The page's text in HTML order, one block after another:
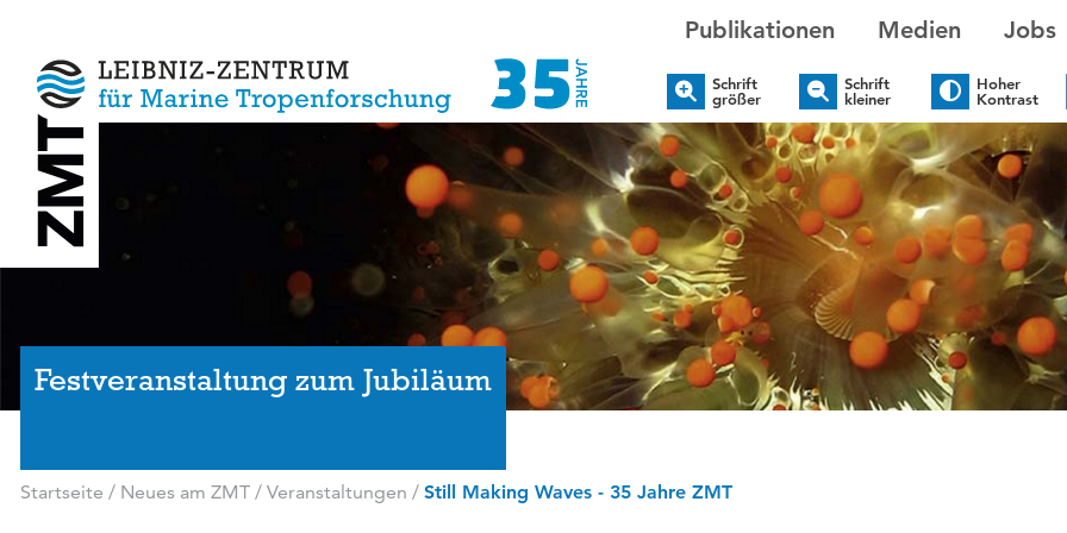
Publikationen Medien Jobs
Schrift
größer
Schrift
kleiner
Hoher
Kontrast
Festveranstaltung zum Jubiläum
Startseite / Neues am ZMT/ Veranstaltungen / Still Making Waves - 35 Jahre ZMT